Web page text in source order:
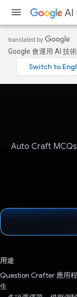
Google 會運用 AI 技
Auto Craft
用途
Question Crafter 應用
生